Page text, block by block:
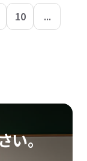
10
...
い。